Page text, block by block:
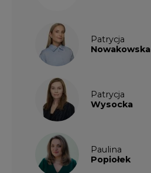
Patrycja
Nowakowska
Patrycja
Wysocka
Paulina
Popiołek